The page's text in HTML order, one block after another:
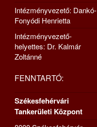
Intézményvezető: Dankó-
Fonyódi Henrietta
Intézményvezető-
helyettes: Dr. Kalmár
Zoltánné
FENNTARTÓ:
Székesfehérvári
Tankerületi Központ